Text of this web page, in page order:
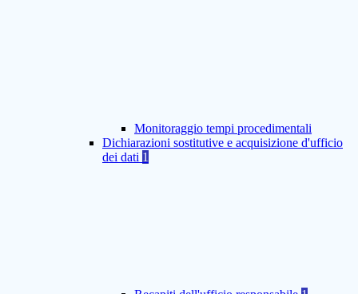
Monitoraggio tempi procedimentali
Dichiarazioni sostitutive e acquisizione d'ufficio
dei dati 1